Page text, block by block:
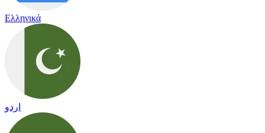
Ελληνικά
اردو